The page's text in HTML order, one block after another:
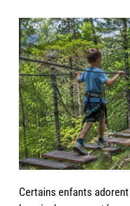
Certains enfants